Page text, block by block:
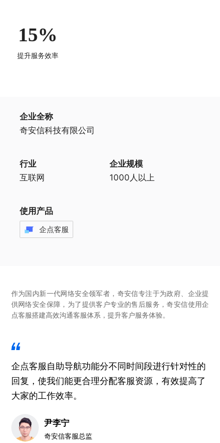
15%
提升服务效率
企业全称
奇安信科技有限公司
行业
互联网
企业规模
1000人以上
使用产品
企点客服
作为国内新一代网络安全领军者，奇安信专注于为政府、企业提
供网络安全保障，为了提供客户专业的售后服务，奇安信使用企
点客服搭建高效沟通客服体系，提升客户服务体验。
企点客服自助导航功能分不同时间段进行针对性的
回复，使我们能更合理分配客服资源，有效提高了
大家的工作效率。
尹李宁
奇安信客服总监